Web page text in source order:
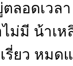
ตลอดเว
ม่มี น้าเ
รี่ยว หมด